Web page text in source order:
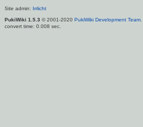
Site admin: Irrlicht
PukiWiki 1.5.3 © 2001-2020 PukiWiki Development Team.
convert time: 0.008 sec.